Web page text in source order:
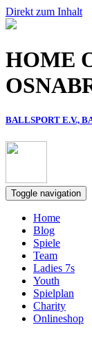
Direkt zum Inhalt
HOME
BALLSPORT E.V.,
Toggle navigation
Home
Blog
Spiele
Team
Ladies 7s
Youth
Spielplan
Charity
Onlineshop